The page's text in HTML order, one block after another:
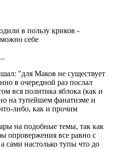
в пользу криков -
себе
"для Маков не существует
в очередной раз послал
вся политика яблока (как и
на тупейшем фанатизме и
либо, как и прочим
на подобные темы, так как
опровержения все равно с
сами настолько тупы что до